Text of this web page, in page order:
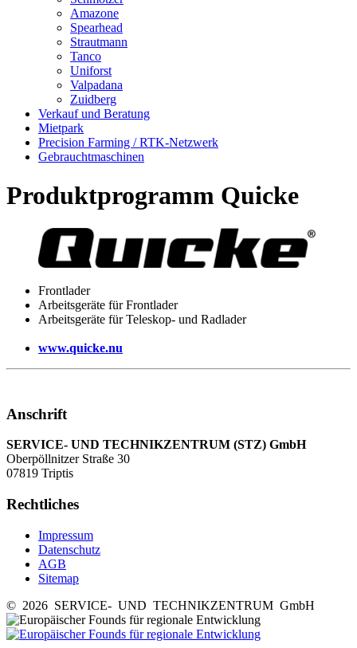
Amazone
Spearhead
Strautmann
Tanco
Uniforst
Valpadana
Zuidberg
Verkauf und Beratung
Mietpark
Precision Farming / RTK-Netzwerk
Gebrauchtmaschinen
Produktprogramm Quicke
Frontlader
Arbeitsgeräte für Frontlader
Arbeitsgeräte für Teleskop- und Radlader
www.quicke.nu
Anschrift
SERVICE- UND TECHNIKZENTRUM (STZ) GmbH
Oberpöllnitzer Straße 30
07819 Triptis
Rechtliches
Impressum
Datenschutz
AGB
Sitemap
© 2026 SERVICE- UND TECHNIKZENTRUM GmbH